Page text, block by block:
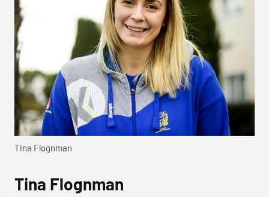
Tina Flognman
Tina Flognman